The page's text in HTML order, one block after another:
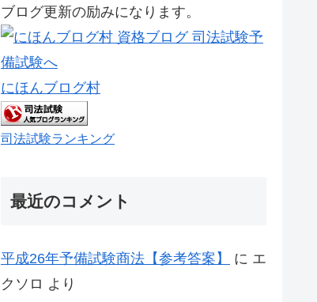
ブログ更新の励みになります。
にほんブログ村
司法試験ランキング
最近のコメント
平成26年予備試験商法【参考答案】 に エ
クソロ より